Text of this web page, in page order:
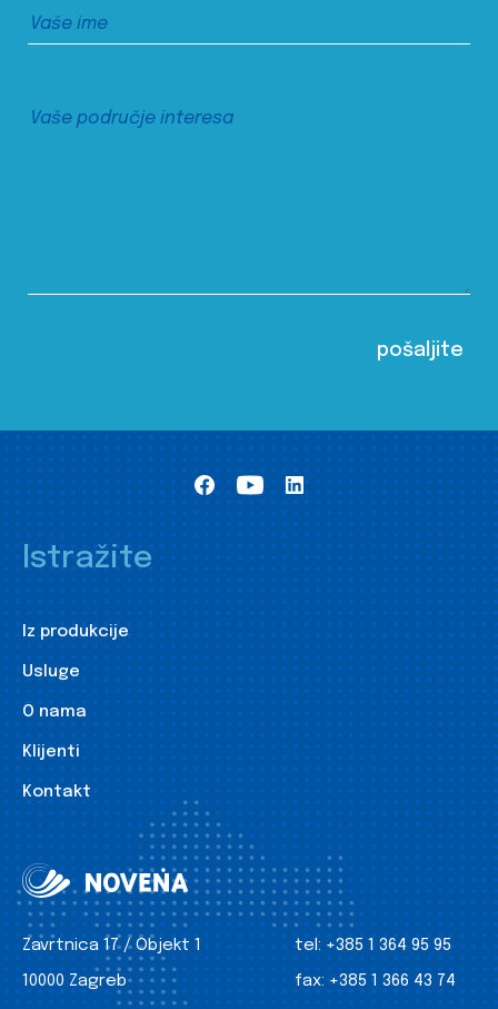
Istražite
Iz produkcije
Usluge
O nama
Klijenti
Kontakt
Zavrtnica 17 / Objekt 1
10000 Zagreb
tel: +385 1 364 95 95
fax: +385 1 366 43 74